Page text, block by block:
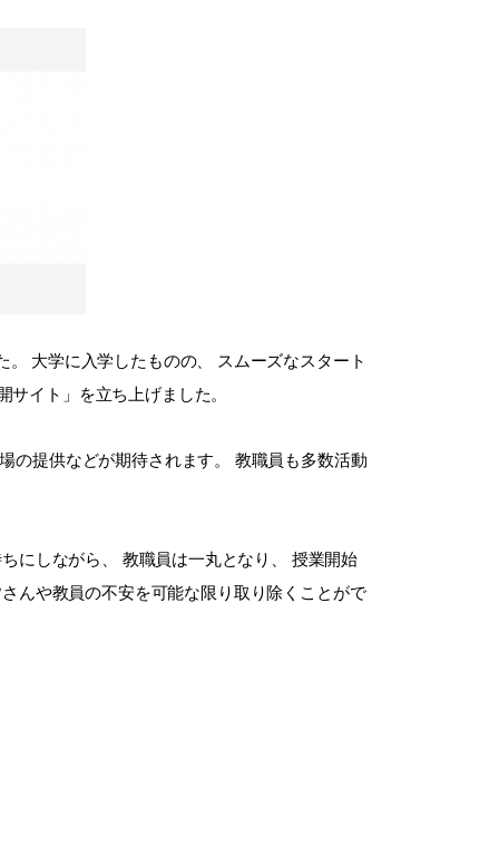
大学に入学したものの、 スムーズなスタート
イト」を立ち上げました。
提供などが期待されます。 教職員も多数活動
にしながら、 教職員は一丸となり、 授業開始
んや教員の不安を可能な限り取り除くことがで